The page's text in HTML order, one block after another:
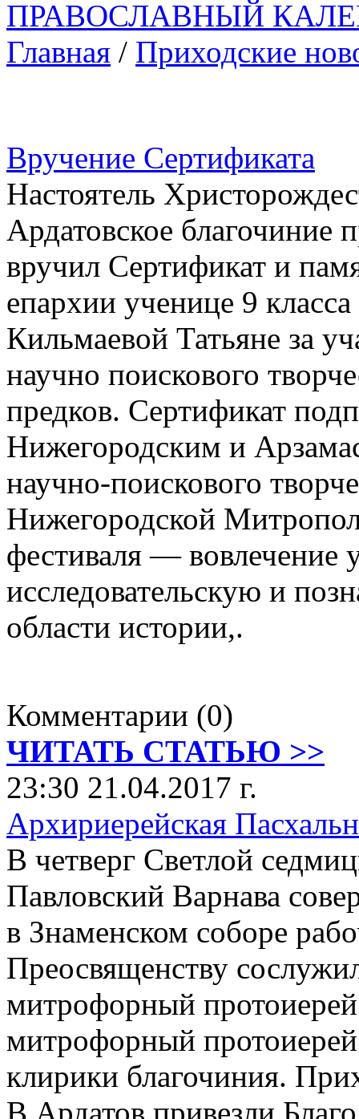
ПРАВОСЛАВНЫЙ
Главная / Приходские
Вручение Сертификата
Настоятель
Ардатовское благочиние
вручил Сертификат и
епархии ученице 9
Кильмаевой Татьяне за
научно поискового
предков. Сертификат
Нижегородским и
научно-поискового
Нижегородской
фестиваля — вовлечение
исследовательскую и
области истории,.
Комментарии (0)
ЧИТАТЬ СТАТЬЮ >>
23:30 21.04.2017 г.
Архириерейская
В четверг Светлой
Павловский Варнава
в Знаменском соборе
Преосвященству
митрофорный
митрофорный
клирики благочиния.